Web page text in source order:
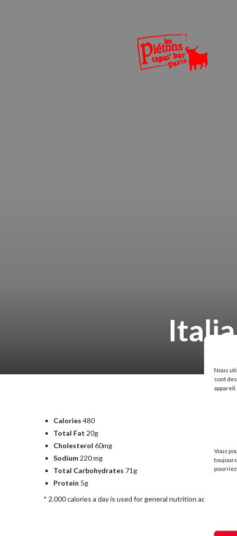
Nous
sont
appareil.
Vous
toujours
Calories 480
Total Fat 20g
Cholesterol 60mg
Sodium 220 mg
Total Carbohydrates 71g
Protein 5g
* 2,000 calories a day is used for general nutrition advice, but